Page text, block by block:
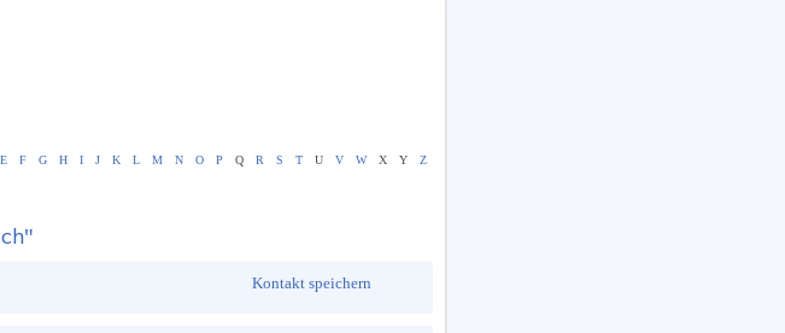
E F G H I J K L M N O P Q R S T U V W X Y Z
Kontakt speichern